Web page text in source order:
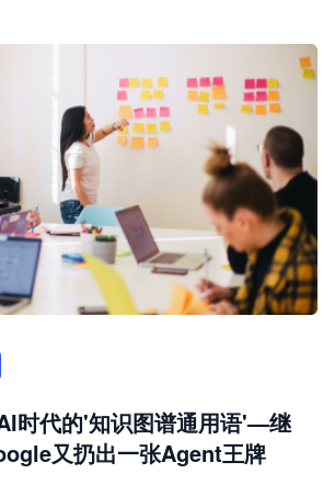
代的'知识图谱通用语'—继
又扔出一张Agent王牌